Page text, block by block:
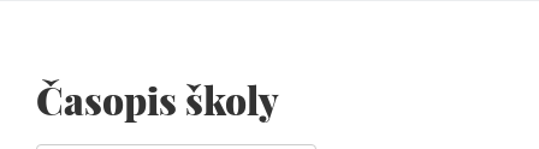
Časopis školy